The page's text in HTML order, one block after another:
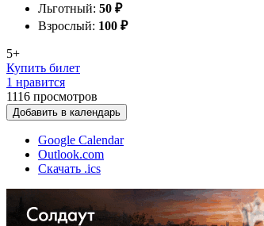
Льготный: 50 ₽
Взрослый: 100 ₽
5+
Купить билет
1 нравится
1116 просмотров
Добавить в календарь
Google Calendar
Outlook.com
Скачать .ics